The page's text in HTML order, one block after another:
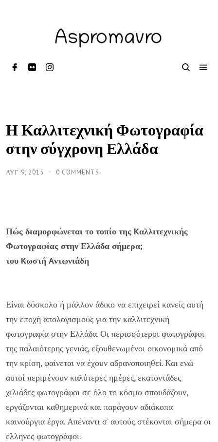
Η Καλλιτεχνική Φωτογραφία
στην σύγχρονη Ελλάδα
ΑΥΓ 9, 2015 0 COMMENTS
Πώς διαμορφώνεται το τοπίο της Kαλλιτεχνικής
Φωτογραφίας στην Ελλάδα σήμερα;
του Kωστή Aντωνιάδη
Είναι δύσκολο ή μάλλον άδικο να επιχειρεί κανείς αυτή
την εποχή απολογισμούς για την καλλιτεχνική
φωτογραφία στην Ελλάδα. Οι περισσότεροι φωτογράφοι
της παλαιότερης γενιάς, εξουθενωμένοι οικονομικά από
την κρίση, φαίνεται να έχουν αδρανοποιηθεί. Και ενώ
αυτοί περιμένουν καλύτερες ημέρες, εκατοντάδες
χιλιάδες φωτογράφοι σε όλο το κόσμο σπουδάζουν,
εργάζονται καθημερινά και παράγουν αδιάκοπα
καινούργια έργα. Απέναντι σ’ αυτούς στέκονται σήμερα οι
έλληνες φωτογράφοι.